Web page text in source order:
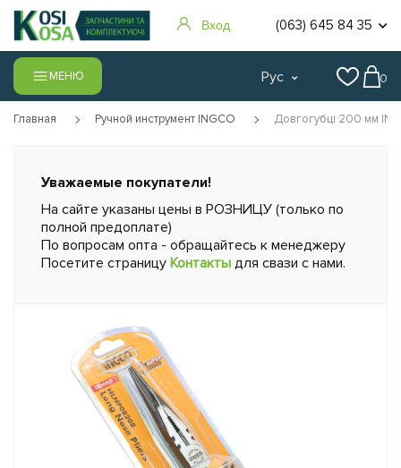
Вход (063) 645 84 35
МЕНЮ Рус 0
Главная Ручной инструмент INGCO Довгогубці 200 мм
Уважаемые покупатели!
На сайте указаны цены в РОЗНИЦУ (только по
полной предоплате)
По вопросам опта - обращайтесь к менеджеру
Посетите страницу Контакты для свази с нами.